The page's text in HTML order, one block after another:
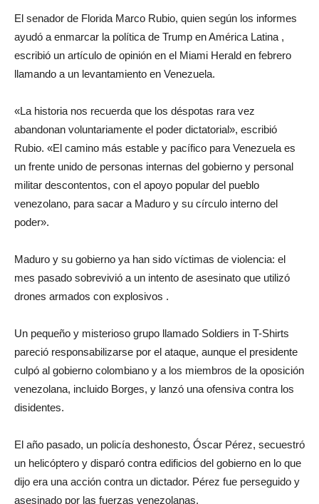
El senador de Florida Marco Rubio, quien según los informes
ayudó a enmarcar la política de Trump en América Latina ,
escribió un artículo de opinión en el Miami Herald en febrero
llamando a un levantamiento en Venezuela.
«La historia nos recuerda que los déspotas rara vez
abandonan voluntariamente el poder dictatorial», escribió
Rubio. «El camino más estable y pacífico para Venezuela es
un frente unido de personas internas del gobierno y personal
militar descontentos, con el apoyo popular del pueblo
venezolano, para sacar a Maduro y su círculo interno del
poder».
Maduro y su gobierno ya han sido víctimas de violencia: el
mes pasado sobrevivió a un intento de asesinato que utilizó
drones armados con explosivos .
Un pequeño y misterioso grupo llamado Soldiers in T-Shirts
pareció responsabilizarse por el ataque, aunque el presidente
culpó al gobierno colombiano y a los miembros de la oposición
venezolana, incluido Borges, y lanzó una ofensiva contra los
disidentes.
El año pasado, un policía deshonesto, Óscar Pérez, secuestró
un helicóptero y disparó contra edificios del gobierno en lo que
dijo era una acción contra un dictador. Pérez fue perseguido y
asesinado por las fuerzas venezolanas.